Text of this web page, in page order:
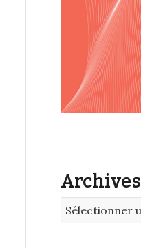
Archives